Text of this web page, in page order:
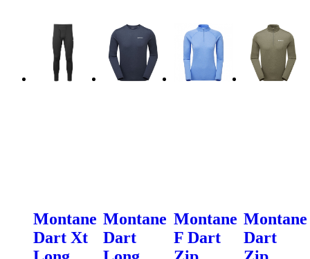
Montane
Dart Xt
Montane
Dart
Montane
F Dart
Montane
Dart